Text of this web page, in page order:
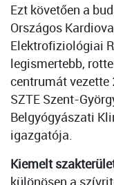
Ezt követően a
Országos
Elektrofiziológiai
legismertebb,
centrumát vezette
SZTE Szent-
Belgyógyászati
igazgatója.
Kiemelt
különösen a